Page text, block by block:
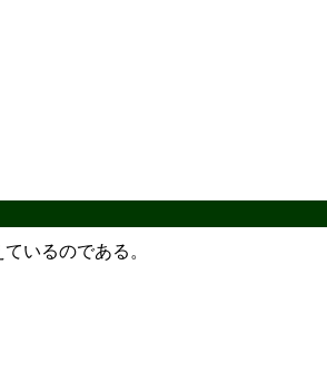
いるのである。